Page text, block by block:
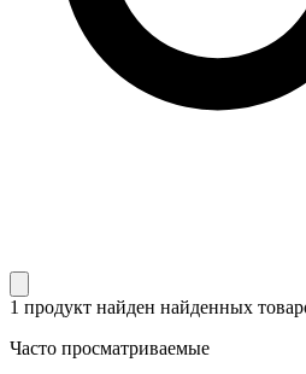
1 продукт найден найденных
Часто просматриваемые